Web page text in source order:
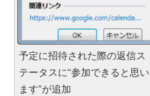
予定に招待された際の返信ス
テータスに“参加できると思い
ます”が追加